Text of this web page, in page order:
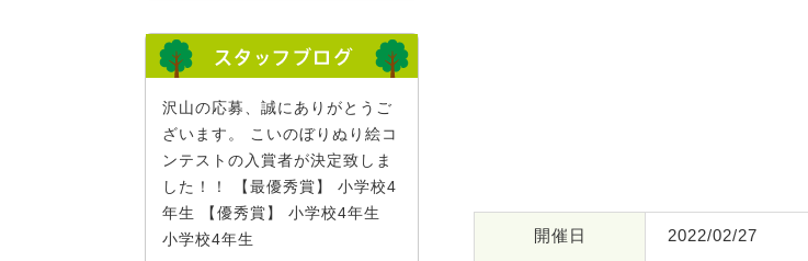
開催日 2022/02/27
沢山の応募、誠にありがとうご
ざいます。 こいのぼりぬり絵コ
ンテストの入賞者が決定致しま
した！！ 【最優秀賞】 小学校4
年生 【優秀賞】 小学校4年生
小学校4年生